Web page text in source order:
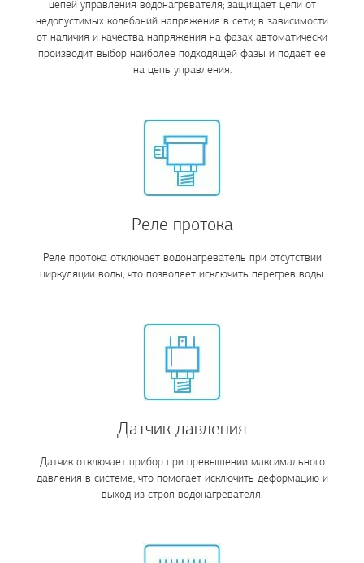
цепей управления водонагревателя; защищает цепи от
недопустимых колебаний напряжения в сети; в зависимости
от наличия и качества напряжения на фазах автоматически
производит выбор наиболее подходящей фазы и подает ее
на цепь управления.
Реле протока
Реле протока отключает водонагреватель при отсутствии
циркуляции воды, что позволяет исключить перегрев воды.
Датчик давления
Датчик отключает прибор при превышении максимального
давления в системе, что помогает исключить деформацию и
выход из строя водонагревателя.